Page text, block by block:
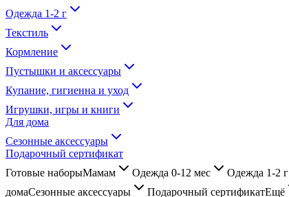
Одежда 1-2 г
Текстиль
Кормление
Пустышки и аксессуары
Купание, гигиенна и уход
Игрушки, игры и книги
Для дома
Сезонные аксессуары
Подарочный сертификат
Готовые наборыМамам Одежда 0-12 мес Одежда 1-2 г
домаСезонные аксессуары Подарочный сертификатЕщё